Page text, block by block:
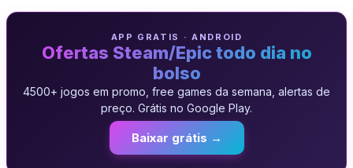
APP GRATIS · ANDROID
Ofertas Steam/Epic todo dia no
bolso
4500+ jogos em promo, free games da semana, alertas de
preço. Grátis no Google Play.
Baixar grátis →